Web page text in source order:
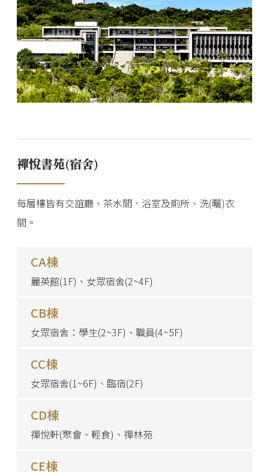
禪悅書苑(宿舍)
每層樓皆有交誼廳、茶水間、浴室及廁所、洗(曬)衣
間。
CA棟
麗英館(1F)、女眾宿舍(2~4F)
CB棟
女眾宿舍：學生(2~3F)、職員(4~5F)
CC棟
女眾宿舍(1~6F)、臨宿(2F)
CD棟
禪悅軒(聚會、輕食)、禪林苑
CE棟